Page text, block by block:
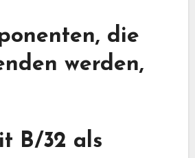
die
werden,
B/32 als